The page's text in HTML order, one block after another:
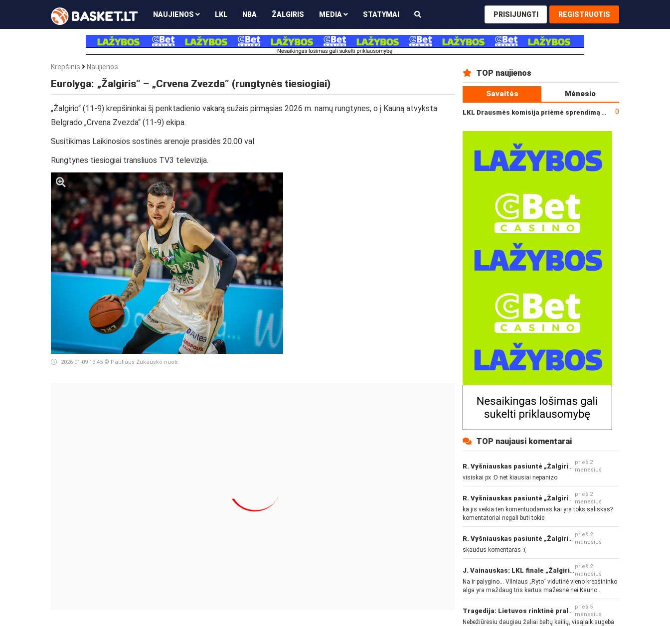
NAUJIENOS LKL NBA ŽALGIRIS MEDIA STATYMAI PRISIJUNGTI REGISTRUOTIS
Krepšinis Naujienos
Eurolyga: „Žalgiris“ – „Crvena Zvezda“ (rungtynės tiesiogiai)
„Žalgirio“ (11-9) krepšininkai šį penktadienio vakarą sužais pirmąsias 2026 m. namų rungtynes, o į Kauną atvyksta
Belgrado „Crvena Zvezda“ (11-9) ekipa.
Susitikimas Laikinosios sostinės arenoje prasidės 20.00 val.
Rungtynes tiesiogiai transliuos TV3 televizija.
2026-01-09 13:45 © Pauliaus Žukausko nuotr.
TOP naujienos
Savaitės Mėnesio
0
TOP naujausi komentarai
prieš 2
mėnesius
visiskai px :D net kiausiai nepanizo
prieš 2
mėnesius
ka jis veikia ten komentuodamas kai yra toks saliskas?
komentatoriai negali buti tokie
prieš 2
mėnesius
skaudus komentaras :(
prieš 2
mėnesius
Na ir palygino... Vilniaus „Ryto“ vidutinė vieno krepšininko
alga yra maždaug tris kartus mažesnė nei Kauno
„Žalgirio“... Mokama už sugebėjimus... Nėra pinigų - nėra
gerų žaidėjų...
prieš 5
mėnesius
Nebežiūrėsiu daugiau žaliai baltų kailių, visąlaik sugeba